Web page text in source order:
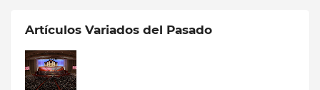
Artículos Variados del Pasado